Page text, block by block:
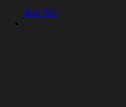
멤버 관리